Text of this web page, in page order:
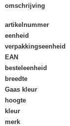
omschrijving
artikelnummer
eenheid
verpakkingseenheid
EAN
besteleenheid
breedte
Gaas kleur
hoogte
kleur
merk